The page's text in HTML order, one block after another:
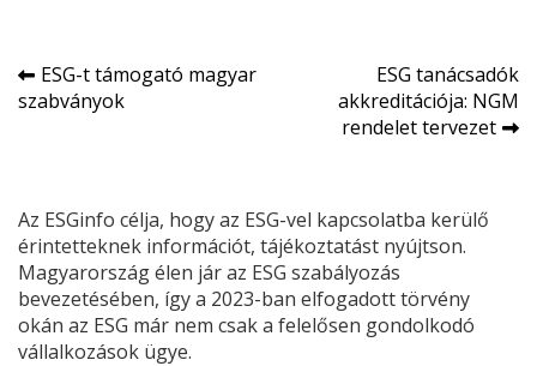
Bejegyzés
navigáció
ESG-t támogató magyar
szabványok
ESG tanácsadók
akkreditációja: NGM
rendelet tervezet
Az ESGinfo célja, hogy az ESG-vel kapcsolatba kerülő
érintetteknek információt, tájékoztatást nyújtson.
Magyarország élen jár az ESG szabályozás
bevezetésében, így a 2023-ban elfogadott törvény
okán az ESG már nem csak a felelősen gondolkodó
vállalkozások ügye.